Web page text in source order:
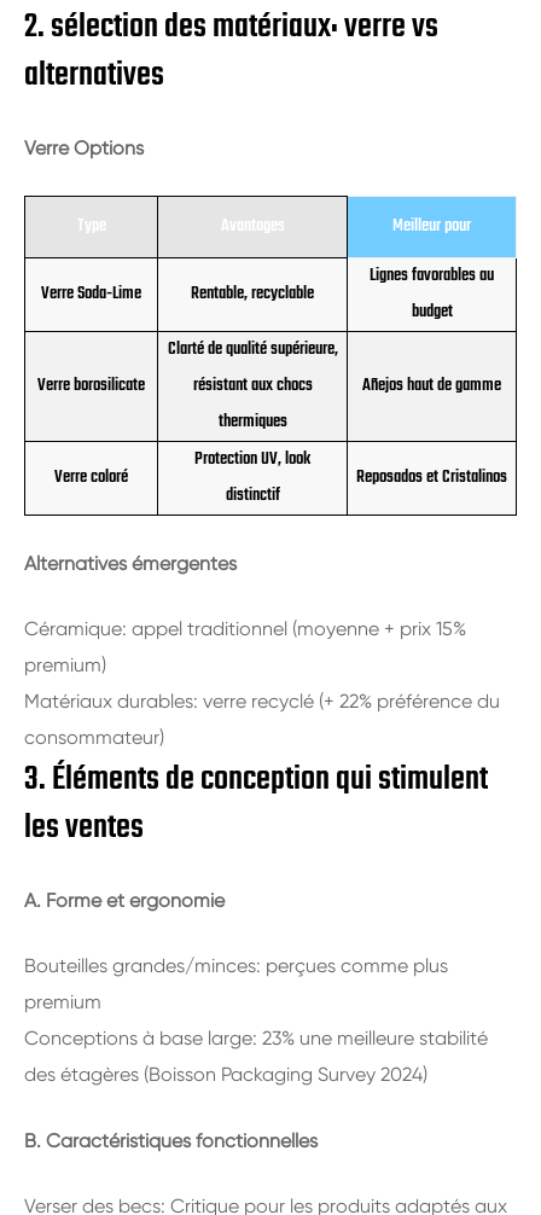
2. sélection des matériaux: verre vs
alternatives
Verre Options
Type Avantages Meilleur pour
Verre Soda-Lime Rentable, recyclable
Lignes favorables au
budget
Verre borosilicate
Clarté de qualité supérieure,
résistant aux chocs
thermiques
Añejos haut de gamme
Verre coloré
Protection UV, look
distinctif
Reposados et Cristalinos
Alternatives émergentes
Céramique: appel traditionnel (moyenne + prix 15%
premium)
Matériaux durables: verre recyclé (+ 22% préférence du
consommateur)
3. Éléments de conception qui stimulent
les ventes
A. Forme et ergonomie
Bouteilles grandes/minces: perçues comme plus
premium
Conceptions à base large: 23% une meilleure stabilité
des étagères (Boisson Packaging Survey 2024)
B. Caractéristiques fonctionnelles
Verser des becs: Critique pour les produits adaptés aux